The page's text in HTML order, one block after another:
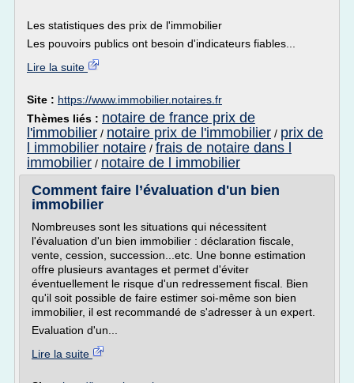
Les statistiques des prix de l'immobilier
Les pouvoirs publics ont besoin d'indicateurs fiables...
Lire la suite
Site : https://www.immobilier.notaires.fr
Thèmes liés : notaire de france prix de
l'immobilier / notaire prix de l'immobilier / prix de
l immobilier notaire / frais de notaire dans l
immobilier / notaire de l immobilier
Comment faire l’évaluation d'un bien
immobilier
Nombreuses sont les situations qui nécessitent
l'évaluation d'un bien immobilier : déclaration fiscale,
vente, cession, succession...etc. Une bonne estimation
offre plusieurs avantages et permet d'éviter
éventuellement le risque d'un redressement fiscal. Bien
qu'il soit possible de faire estimer soi-même son bien
immobilier, il est recommandé de s'adresser à un expert.
Evaluation d'un...
Lire la suite